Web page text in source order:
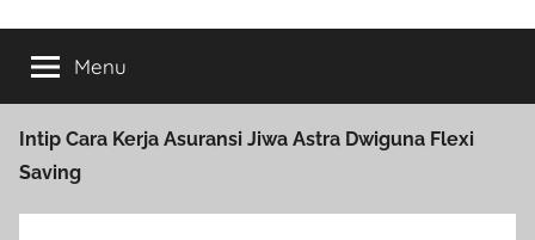
Menu
Intip Cara Kerja Asuransi Jiwa Astra Dwiguna Flexi
Saving